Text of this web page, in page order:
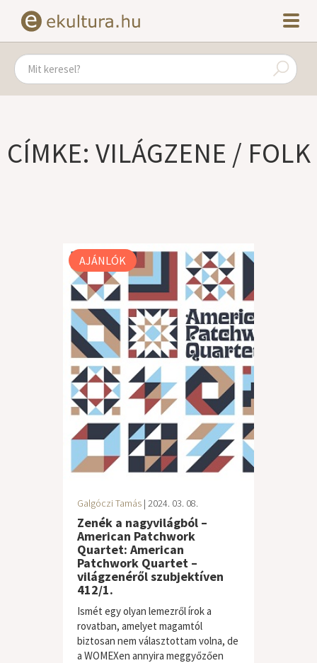
CÍMKE: VILÁGZENE / FOLK
AJÁNLÓK
Galgóczi Tamás | 2024. 03. 08.
Zenék a nagyvilágból –
American Patchwork
Quartet: American
Patchwork Quartet –
világzenéről szubjektíven
412/1.
Ismét egy olyan lemezről írok a
rovatban, amelyet magamtól
biztosan nem választottam volna, de
a WOMEXen annyira meggyőzően